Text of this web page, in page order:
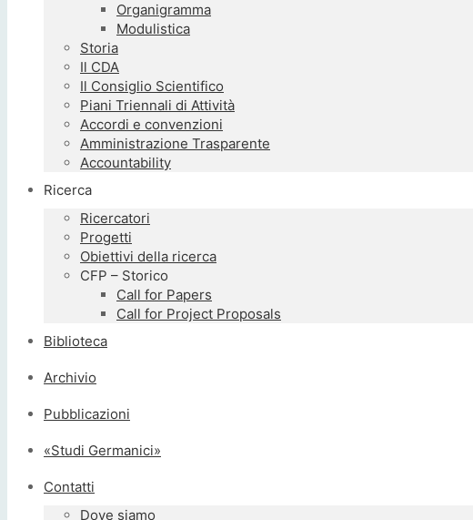
Organigramma
Modulistica
Storia
Il CDA
Il Consiglio Scientifico
Piani Triennali di Attività
Accordi e convenzioni
Amministrazione Trasparente
Accountability
Ricerca
Ricercatori
Progetti
Obiettivi della ricerca
CFP – Storico
Call for Papers
Call for Project Proposals
Biblioteca
Archivio
Pubblicazioni
«Studi Germanici»
Contatti
Dove siamo